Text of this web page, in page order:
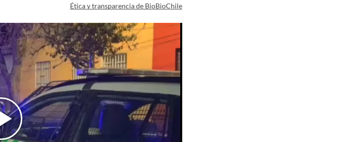
Ética y transparencia de BioBioChile